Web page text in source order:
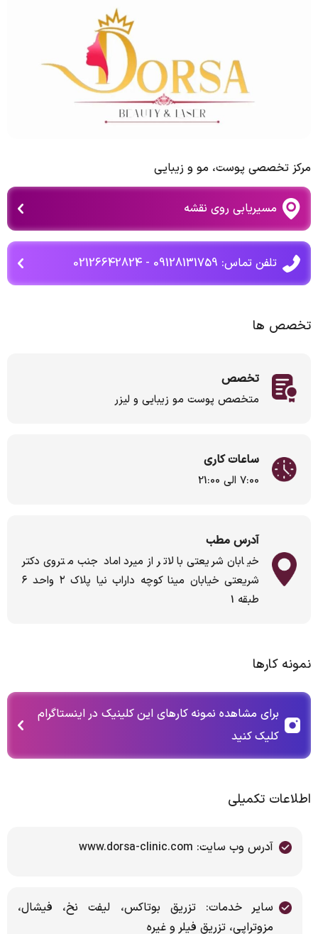
مرکز تخصصی پوست، مو و زیبایی
مسیریابی روی نقشه
تلفن تماس: 09128131759 - 02126642824
تخصص ها
تخصص
متخصص پوست مو زیبایی و لیزر
ساعات کاری
7:00 الی 21:00
آدرس مطب
خیابان شریعتی بالاتر از میرداماد جنب متروی دکتر
شریعتی خیابان مینا کوچه داراب نیا پلاک ۲ واحد ۶
طبقه 1
نمونه کارها
برای مشاهده نمونه کارهای این کلینیک در اینستاگرام
کلیک کنید
اطلاعات تکمیلی
آدرس وب سایت: www.dorsa-clinic.com
سایر خدمات: تزریق بوتاکس، لیفت نخ، فیشال،
مزوتراپی، تزریق فیلر و غیره